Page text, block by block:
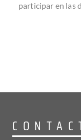
participar en las